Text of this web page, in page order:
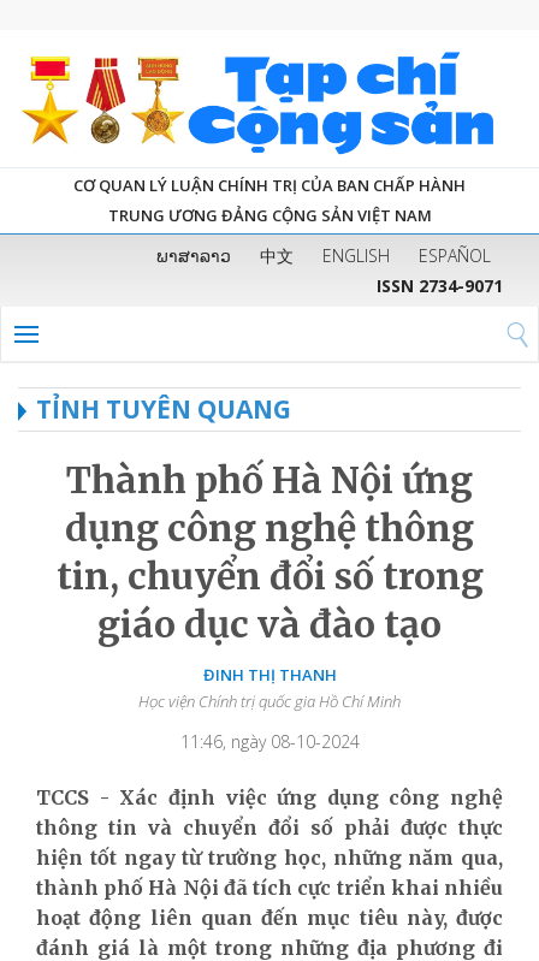
CƠ QUAN LÝ LUẬN CHÍNH TRỊ CỦA BAN CHẤP HÀNH
TRUNG ƯƠNG ĐẢNG CỘNG SẢN VIỆT NAM
ພາສາລາວ 中文 ENGLISH
ESPAÑOL
ISSN 2734-9071
TỈNH TUYÊN QUANG
Thành phố Hà Nội ứng
dụng công nghệ thông
tin, chuyển đổi số trong
giáo dục và đào tạo
ĐINH THỊ THANH
Học viện Chính trị quốc gia Hồ Chí Minh
11:46, ngày 08-10-2024
TCCS - Xác định việc ứng dụng công nghệ
thông tin và chuyển đổi số phải được thực
hiện tốt ngay từ trường học, những năm qua,
thành phố Hà Nội đã tích cực triển khai nhiều
hoạt động liên quan đến mục tiêu này, được
đánh giá là một trong những địa phương đi